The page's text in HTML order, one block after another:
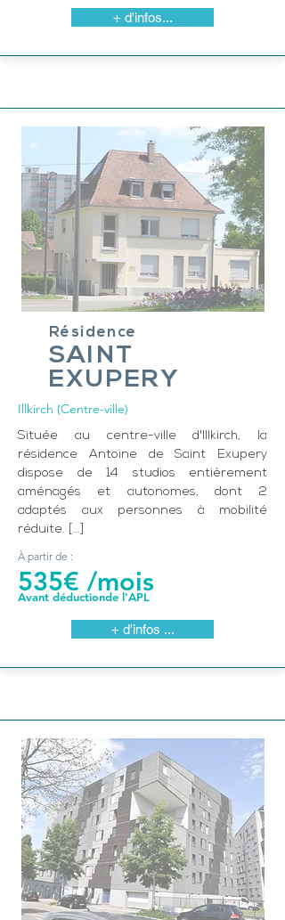
+ d'infos...
Résiden ce
SAINT
EXUPERY
Illkirch (Centre-ville)
Située au centre-ville d'Illkirch, la
résidence Antoine de Saint Exupery
dispose de 14 studios entièrement
aménagés et autonomes, dont 2
adaptés aux personnes à mobilité
réduite. [...]
À partir de :
535€ /mois
Avant déductionde l'APL
+ d'infos ...